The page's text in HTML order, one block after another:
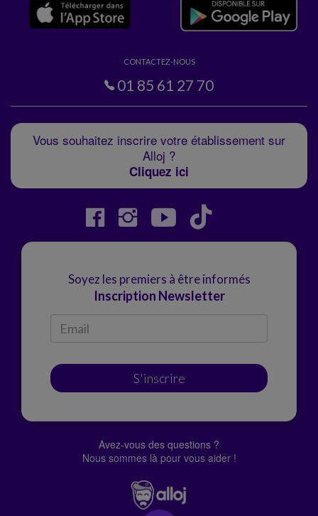
CONTACTEZ-NOUS
01 85 61 27 70
Vous souhaitez inscrire votre établissement sur
Alloj ?
Cliquez ici
Soyez les premiers à être informés
Inscription Newsletter
S'inscrire
Avez-vous des questions ?
Nous sommes là pour vous aider !